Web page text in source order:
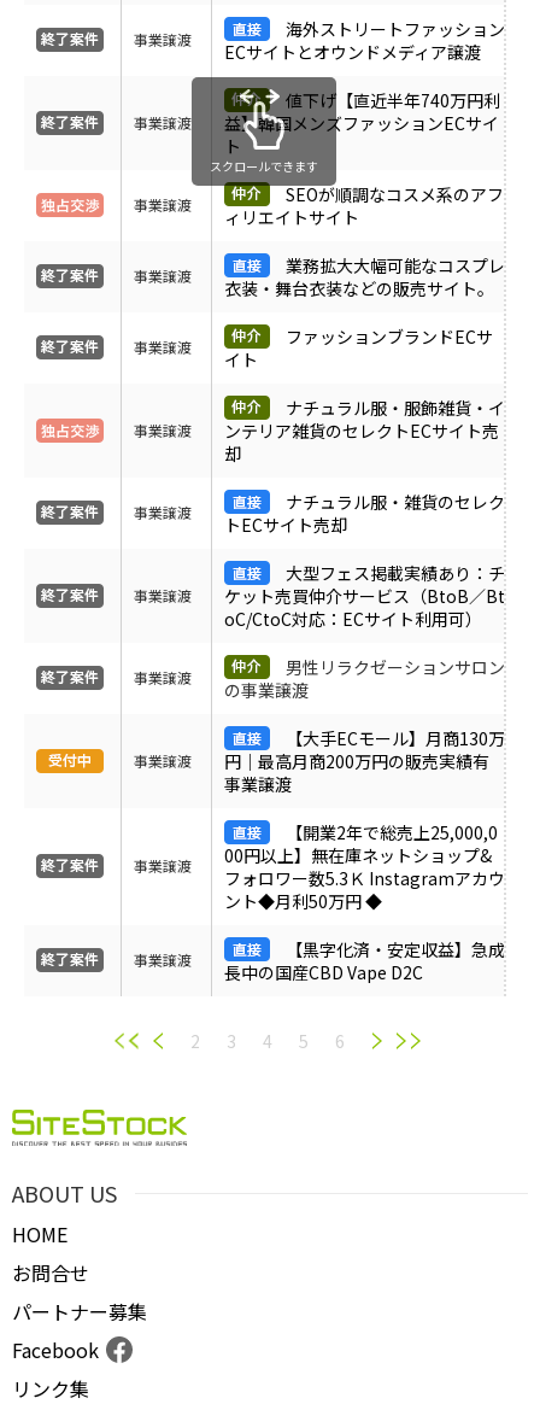
事業譲渡
海外ストリートファッション
ECサイトとオウンドメディア譲渡
事業譲渡
値下げ【直近半年740万円利
益】韓国メンズファッションECサイ
ト
事業譲渡
SEOが順調なコスメ系のアフ
ィリエイトサイト
事業譲渡
業務拡大大幅可能なコスプレ
衣装・舞台衣装などの販売サイト。
事業譲渡
ファッションブランドECサ
イト
事業譲渡
ナチュラル服・服飾雑貨・イ
ンテリア雑貨のセレクトECサイト売
却
事業譲渡
ナチュラル服・雑貨のセレク
トECサイト売却
事業譲渡
大型フェス掲載実績あり：チ
ケット売買仲介サービス（BtoB／Bt
oC/CtoC対応：ECサイト利用可）
事業譲渡
男性リラクゼーションサロン
の事業譲渡
事業譲渡
【大手ECモール】月商130万
円｜最高月商200万円の販売実績有
事業譲渡
事業譲渡
【開業2年で総売上25,000,0
00円以上】無在庫ネットショップ&
フォロワー数5.3Ｋ Instagramアカウ
ント◆月利50万円 ◆
事業譲渡
【黒字化済・安定収益】急成
長中の国産CBD Vape D2C
スクロールできます
2 3 4 5 6
ABOUT US
HOME
お問合せ
パートナー募集
Facebook
リンク集